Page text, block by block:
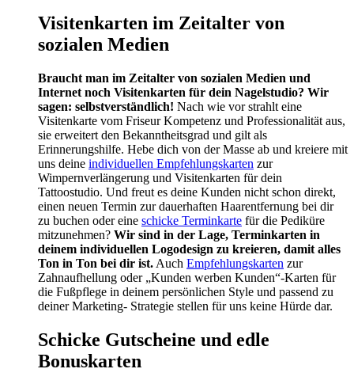
Visitenkarten im Zeitalter von
sozialen Medien
Braucht man im Zeitalter von sozialen Medien und
Internet noch Visitenkarten für dein Nagelstudio? Wir
sagen: selbstverständlich! Nach wie vor strahlt eine
Visitenkarte vom Friseur Kompetenz und Professionalität aus,
sie erweitert den Bekanntheitsgrad und gilt als
Erinnerungshilfe. Hebe dich von der Masse ab und kreiere mit
uns deine individuellen Empfehlungskarten zur
Wimpernverlängerung und Visitenkarten für dein
Tattoostudio. Und freut es deine Kunden nicht schon direkt,
einen neuen Termin zur dauerhaften Haarentfernung bei dir
zu buchen oder eine schicke Terminkarte für die Pediküre
mitzunehmen? Wir sind in der Lage, Terminkarten in
deinem individuellen Logodesign zu kreieren, damit alles
Ton in Ton bei dir ist. Auch Empfehlungskarten zur
Zahnaufhellung oder „Kunden werben Kunden“-Karten für
die Fußpflege in deinem persönlichen Style und passend zu
deiner Marketing- Strategie stellen für uns keine Hürde dar.
Schicke Gutscheine und edle
Bonuskarten